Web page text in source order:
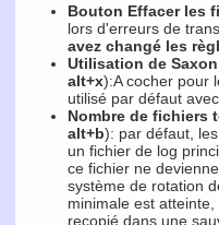
Bouton Effacer les
lors d'erreurs de
avez changé les
Utilisation de
alt+x):A cocher pour
utilisé par défaut
Nombre de fichiers
alt+b): par défaut,
un fichier de log
ce fichier ne
système de rotation
minimale est
recopié dans une